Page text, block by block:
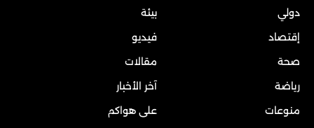
دولي
إقتصاد
صحة
رياضة
منوعات
بيئة
فيديو
مقالات
آخر الأخبار
على هواكم